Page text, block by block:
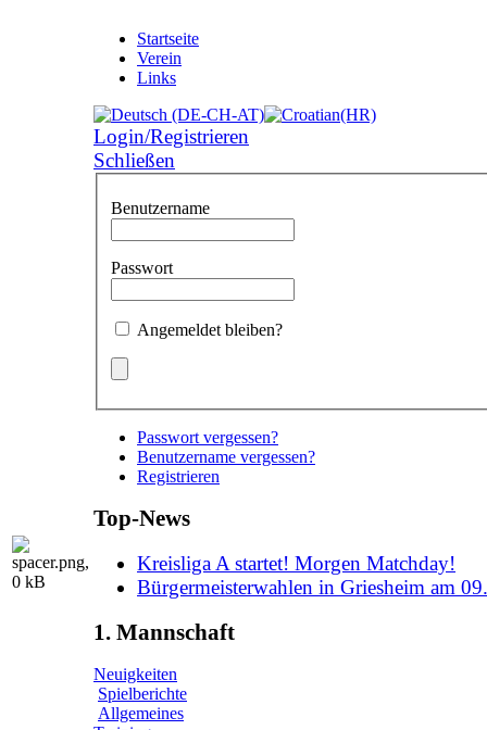
Startseite
Verein
Links
Login/Registrieren
Schließen
Benutzername
Passwort
Angemeldet bleiben?
Passwort vergessen?
Benutzername vergessen?
Registrieren
Top-News
Kreisliga A startet! Morgen Matchday!
Bürgermeisterwahlen in Griesheim am
1. Mannschaft
Neuigkeiten
Spielberichte
Allgemeines